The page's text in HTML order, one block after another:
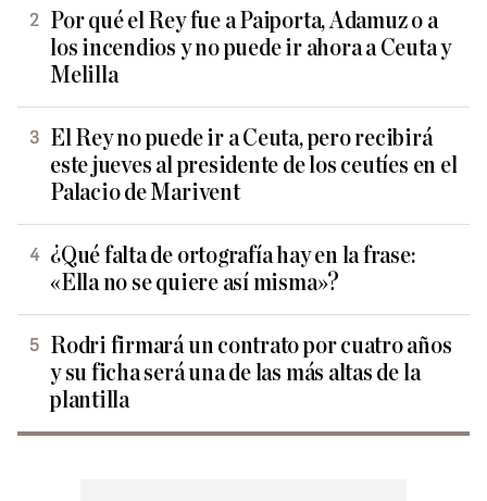
Por qué el Rey fue a Paiporta, Adamuz o a
los incendios y no puede ir ahora a Ceuta y
Melilla
El Rey no puede ir a Ceuta, pero recibirá
este jueves al presidente de los ceutíes en el
Palacio de Marivent
¿Qué falta de ortografía hay en la frase:
«Ella no se quiere así misma»?
Rodri firmará un contrato por cuatro años
y su ficha será una de las más altas de la
plantilla